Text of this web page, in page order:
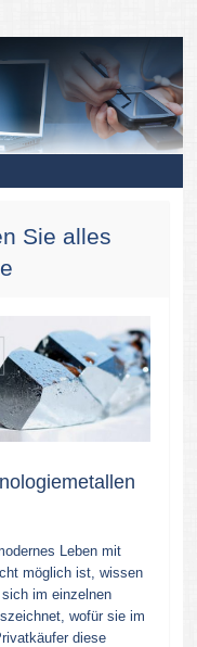
Seltene Erden.
Sie alles
Leben mit
möglich ist, wissen
im einzelnen
wofür sie im
diese